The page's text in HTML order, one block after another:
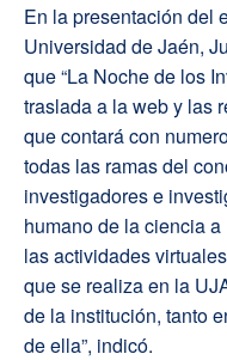
En la presentación del
Universidad de Jaén,
que “La Noche de los
traslada a la web y las
que contará con
todas las ramas del
investigadores e
humano de la ciencia a
las actividades
que se realiza en la
de la institución, tanto
de ella”, indicó.